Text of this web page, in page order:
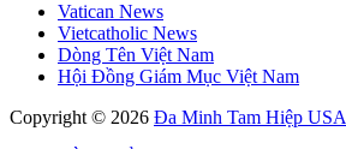
Vatican News
Vietcatholic News
Dòng Tên Việt Nam
Hội Đồng Giám Mục Việt Nam
Copyright © 2026 Đa Minh Tam Hiệp USA